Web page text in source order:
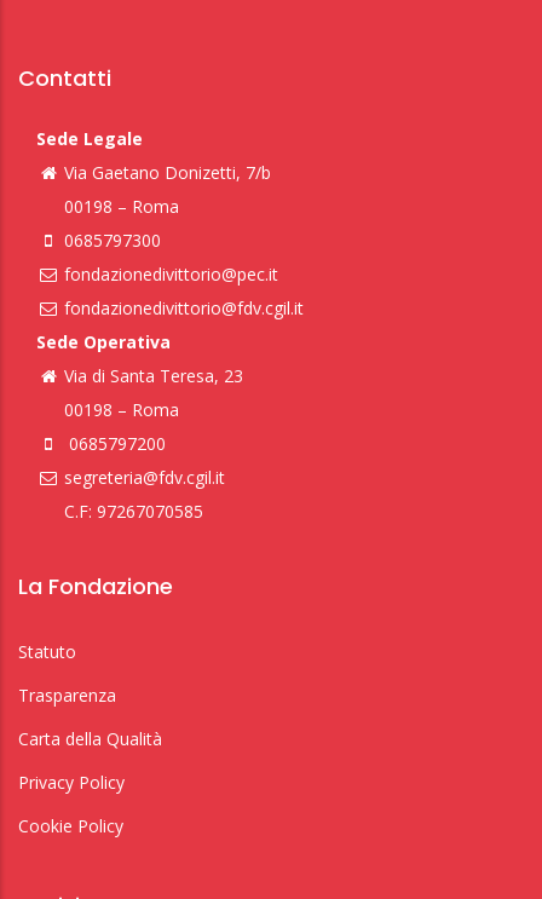
Contatti
Sede Legale
Via Gaetano Donizetti, 7/b
00198 – Roma
0685797300
fondazionedivittorio@pec.it
fondazionedivittorio@fdv.cgil.it
Sede Operativa
Via di Santa Teresa, 23
00198 – Roma
0685797200
segreteria@fdv.cgil.it
C.F: 97267070585
La Fondazione
Statuto
Trasparenza
Carta della Qualità
Privacy Policy
Cookie Policy